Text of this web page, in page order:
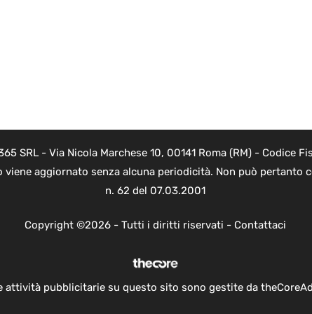
SRL - Via Nicola Marchese 10, 00141 Roma (RM) - Codice
aggiornato senza alcuna periodicità. Non può
n. 62 del 07.03.2001
Copyright ©2026 - Tutti i diritti riservati - Contattaci
attività pubblicitarie su questo sito sono gestite da